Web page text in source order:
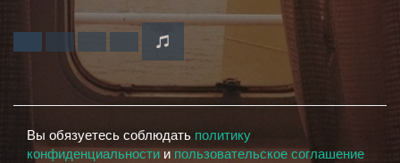
Вы обязуетесь соблюдать политику
конфиденциальностиипользовательское соглашение